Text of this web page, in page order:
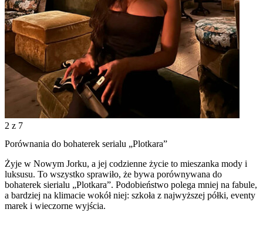
2 z 7
Porównania do bohaterek serialu „Plotkara”
Żyje w Nowym Jorku, a jej codzienne życie to mieszanka mody i
luksusu. To wszystko sprawiło, że bywa porównywana do
bohaterek sierialu „Plotkara”. Podobieństwo polega mniej na fabule,
a bardziej na klimacie wokół niej: szkoła z najwyższej półki, eventy
marek i wieczorne wyjścia.